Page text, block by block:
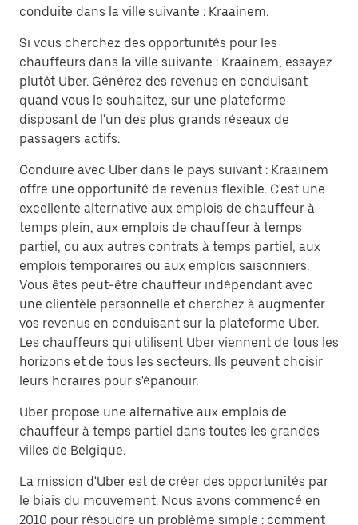
conduite dans la ville suivante : Kraainem.
Si vous cherchez des opportunités pour les
chauffeurs dans la ville suivante : Kraainem, essayez
plutôt Uber. Générez des revenus en conduisant
quand vous le souhaitez, sur une plateforme
disposant de l'un des plus grands réseaux de
passagers actifs.
Conduire avec Uber dans le pays suivant : Kraainem
offre une opportunité de revenus flexible. C'est une
excellente alternative aux emplois de chauffeur à
temps plein, aux emplois de chauffeur à temps
partiel, ou aux autres contrats à temps partiel, aux
emplois temporaires ou aux emplois saisonniers.
Vous êtes peut-être chauffeur indépendant avec
une clientèle personnelle et cherchez à augmenter
vos revenus en conduisant sur la plateforme Uber.
Les chauffeurs qui utilisent Uber viennent de tous les
horizons et de tous les secteurs. Ils peuvent choisir
leurs horaires pour s'épanouir.
Uber propose une alternative aux emplois de
chauffeur à temps partiel dans toutes les grandes
villes de Belgique.
La mission d'Uber est de créer des opportunités par
le biais du mouvement. Nous avons commencé en
2010 pour résoudre un problème simple : comment